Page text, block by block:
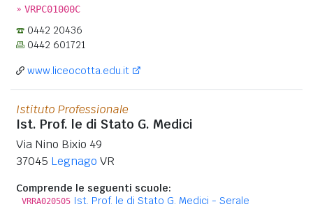
» VRPC01000C
0442 20436
0442 601721
www.liceocotta.edu.it
Istituto Professionale
Ist. Prof. le di Stato G. Medici
Via Nino Bixio 49
37045 Legnago VR
Comprende le seguenti scuole:
VRRA020505 Ist. Prof. le di Stato G. Medici - Serale